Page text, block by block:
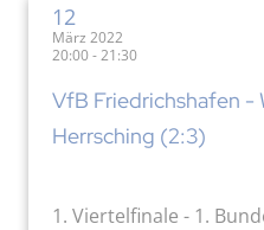
12
März 2022
20:00 - 21:30
VfB Friedrichshafen -
Herrsching (2:3)
1. Viertelfinale - 1.